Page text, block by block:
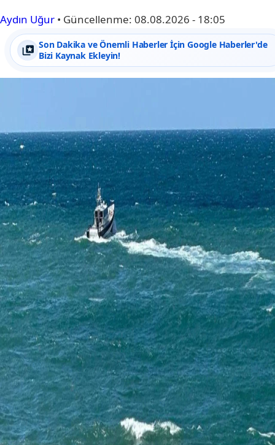
Aydın Uğur • Güncellenme: 08.08.2026 - 18:05
Son Dakika ve Önemli Haberler İçin Google Haberler'de
Bizi Kaynak Ekleyin!